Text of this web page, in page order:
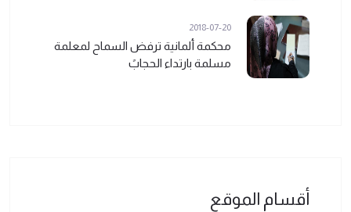
2018-07-20
محكمة ألمانية ترفض السماح لمعلمة
مسلمة بارتداء الحجابً
أقسام الموقع